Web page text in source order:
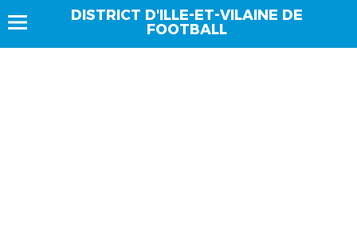
DISTRICT D'ILLE-ET-VILAINE DE
FOOTBALL